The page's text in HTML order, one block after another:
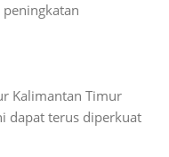
Kalimantan Timur
dapat terus diperkuat